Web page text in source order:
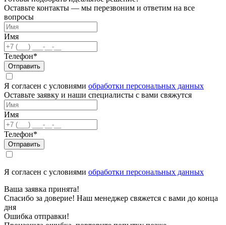
Оставьте контакты — мы перезвоним и ответим на все
вопросы
Имя
Телефон*
Отправить
Я согласен с условиями обработки персональных данных
Оставьте заявку и наши специалисты с вами свяжутся
Имя
Телефон*
Отправить
Я согласен с условиями обработки персональных данных
Ваша заявка принята!
Спасибо за доверие! Наш менеджер свяжется с вами до конца
дня
Ошибка отправки!